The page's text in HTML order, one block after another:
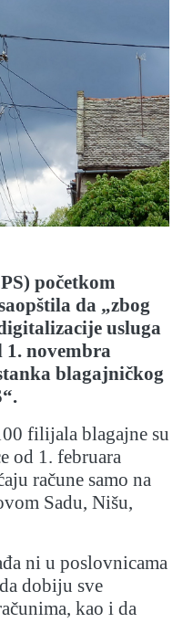
početkom
da „zbog
usluga
novembra
blagajničkog
filijala blagajne su
od 1. februara
račune samo na
Sadu, Nišu,
ni u poslovnicama
dobiju sve
kao i da